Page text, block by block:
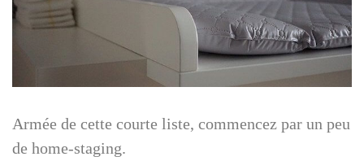
Armée de cette courte liste, commencez par un peu
de home-staging.